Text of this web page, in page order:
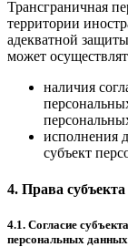
Трансграничная
территории
адекватной
может
наличия
исполнения
субъект
4. Права
4.1. Согласие
персональных данных